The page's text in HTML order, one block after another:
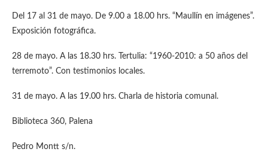
Del 17 al 31 de mayo. De 9.00 a 18.00 hrs. “Maullín en imágenes”.
Exposición fotográfica.
28 de mayo. A las 18.30 hrs. Tertulia: “1960-2010: a 50 años del
terremoto”. Con testimonios locales.
31 de mayo. A las 19.00 hrs. Charla de historia comunal.
Biblioteca 360, Palena
Pedro Montt s/n.